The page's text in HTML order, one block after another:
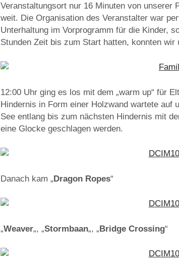
Veranstaltungsort nur 16 Minuten von unserer
weit. Die Organisation des Veranstalter war
Unterhaltung im Vorprogramm für die Kinder,
Stunden Zeit bis zum Start hatten, konnten wir
12:00 Uhr ging es los mit dem „warm up“ für
Hindernis in Form einer Holzwand wartete auf
See entlang bis zum nächsten Hindernis mit
eine Glocke geschlagen werden.
Danach kam „Dragon Ropes“
„Weaver„, „Stormbaan„, „Bridge Crossing“